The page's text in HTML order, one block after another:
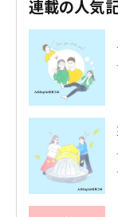
連載の人気